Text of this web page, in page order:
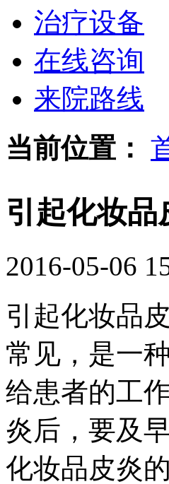
治疗设备
在线咨询
来院路线
当前位置：
引起化妆品
2016-05-06
引起化妆品
常见，是一
给患者的工
炎后，要及
化妆品皮炎